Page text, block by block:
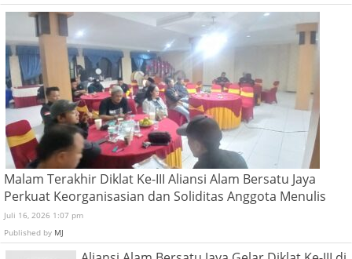
Malam Terakhir Diklat Ke-III Aliansi Alam Bersatu Jaya
Perkuat Keorganisasian dan Soliditas Anggota Menulis
Juli 16, 2026 1:07 pm
Published by MJ